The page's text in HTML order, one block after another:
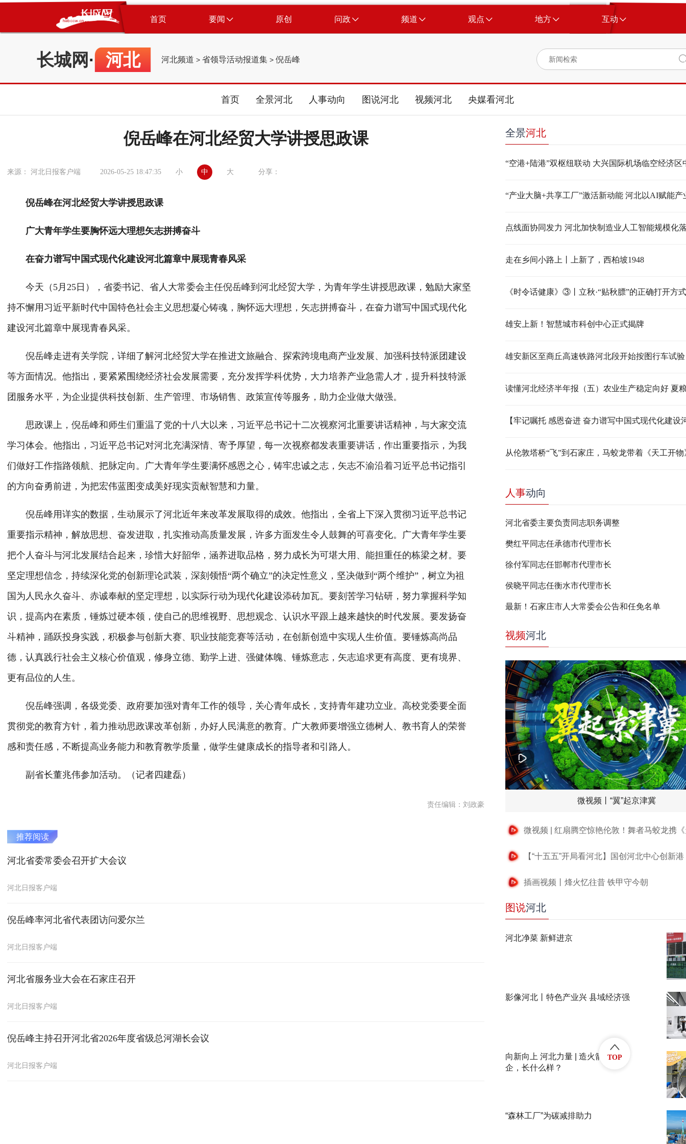
首页 要闻 原创 问政 频道 观点 地方 互动
长城网 · 河北 河北频道 > 省领导活动报道集 > 倪岳峰
首页 全景河北 人事动向 图说河北 视频河北 央媒看河北
倪岳峰在河北经贸大学讲授思政课
来源： 河北日报客户端 2026-05-25 18:47:35 小 中 大 分享：
倪岳峰在河北经贸大学讲授思政课
广大青年学生要胸怀远大理想矢志拼搏奋斗
在奋力谱写中国式现代化建设河北篇章中展现青春风采
今天（5月25日），省委书记、省人大常委会主任倪岳峰到河北经贸大学，为青年学生讲授思政课，勉励大家坚
持不懈用习近平新时代中国特色社会主义思想凝心铸魂，胸怀远大理想，矢志拼搏奋斗，在奋力谱写中国式现代化
建设河北篇章中展现青春风采。
倪岳峰走进有关学院，详细了解河北经贸大学在推进文旅融合、探索跨境电商产业发展、加强科技特派团建设
等方面情况。他指出，要紧紧围绕经济社会发展需要，充分发挥学科优势，大力培养产业急需人才，提升科技特派
团服务水平，为企业提供科技创新、生产管理、市场销售、政策宣传等服务，助力企业做大做强。
思政课上，倪岳峰和师生们重温了党的十八大以来，习近平总书记十二次视察河北重要讲话精神，与大家交流
学习体会。他指出，习近平总书记对河北充满深情、寄予厚望，每一次视察都发表重要讲话，作出重要指示，为我
们做好工作指路领航、把脉定向。广大青年学生要满怀感恩之心，铸牢忠诚之志，矢志不渝沿着习近平总书记指引
的方向奋勇前进，为把宏伟蓝图变成美好现实贡献智慧和力量。
倪岳峰用详实的数据，生动展示了河北近年来改革发展取得的成效。他指出，全省上下深入贯彻习近平总书记
重要指示精神，解放思想、奋发进取，扎实推动高质量发展，许多方面发生令人鼓舞的可喜变化。广大青年学生要
把个人奋斗与河北发展结合起来，珍惜大好韶华，涵养进取品格，努力成长为可堪大用、能担重任的栋梁之材。要
坚定理想信念，持续深化党的创新理论武装，深刻领悟“两个确立”的决定性意义，坚决做到“两个维护”，树立为祖
国为人民永久奋斗、赤诚奉献的坚定理想，以实际行动为现代化建设添砖加瓦。要刻苦学习钻研，努力掌握科学知
识，提高内在素质，锤炼过硬本领，使自己的思维视野、思想观念、认识水平跟上越来越快的时代发展。要发扬奋
斗精神，踊跃投身实践，积极参与创新大赛、职业技能竞赛等活动，在创新创造中实现人生价值。要锤炼高尚品
德，认真践行社会主义核心价值观，修身立德、勤学上进、强健体魄、锤炼意志，矢志追求更有高度、更有境界、
更有品位的人生。
倪岳峰强调，各级党委、政府要加强对青年工作的领导，关心青年成长，支持青年建功立业。高校党委要全面
贯彻党的教育方针，着力推动思政课改革创新，办好人民满意的教育。广大教师要增强立德树人、教书育人的荣誉
感和责任感，不断提高业务能力和教育教学质量，做学生健康成长的指导者和引路人。
副省长董兆伟参加活动。（记者四建磊）
责任编辑：刘政豪
推荐阅读
河北省委常委会召开扩大会议
河北日报客户端
倪岳峰率河北省代表团访问爱尔兰
河北日报客户端
河北省服务业大会在石家庄召开
河北日报客户端
倪岳峰主持召开河北省2026年度省级总河湖长会议
河北日报客户端
全景河北
点线面协同发力 河北加快制造业人工智能规模化
走在乡间小路上丨上新了，西柏坡1948
《时令话健康》③丨立秋·“贴秋膘”的正确打开方式
雄安上新！智慧城市科创中心正式揭牌
雄安新区至商丘高速铁路河北段开始按图行车试验
从伦敦塔桥“飞”到石家庄，马蛟龙带着《天工开
人事动向
河北省委主要负责同志职务调整
樊红平同志任承德市代理市长
徐付军同志任邯郸市代理市长
侯晓平同志任衡水市代理市长
最新！石家庄市人大常委会公告和任免名单
视频河北
微视频丨“翼”起京津冀
插画视频丨烽火忆往昔 铁甲守今朝
图说河北
河北净菜 新鲜进京
影像河北丨特色产业兴 县域经济强
向新向上 河北力量 | 造火箭的民
企，长什么样？
“森林工厂”为碳减排助力
TOP